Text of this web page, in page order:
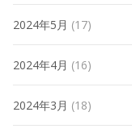
2024年5月 (17)
2024年4月 (16)
2024年3月 (18)